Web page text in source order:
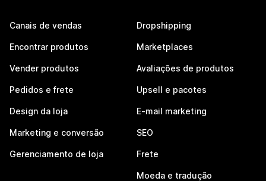
Canais de vendas
Encontrar produtos
Vender produtos
Pedidos e frete
Design da loja
Marketing e conversão
Gerenciamento de loja
Dropshipping
Marketplaces
Avaliações de produtos
Upsell e pacotes
E-mail marketing
SEO
Frete
Moeda e tradução